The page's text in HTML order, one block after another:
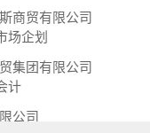
商贸有限公司
场企划
集团有限公司
计
公司